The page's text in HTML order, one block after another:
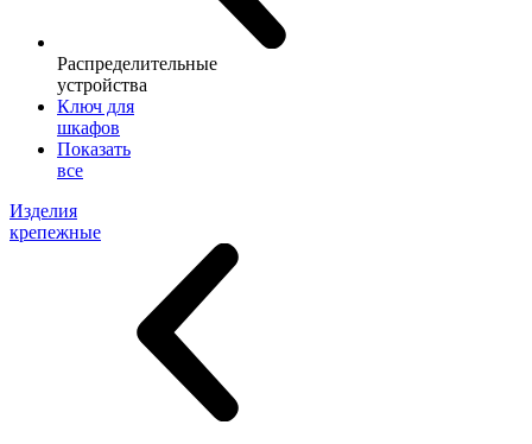
Распределительные
устройства
Ключ для
шкафов
Показать
все
Изделия
крепежные